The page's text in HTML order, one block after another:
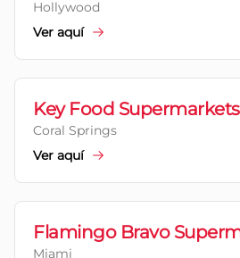
Hollywood
Ver aquí
Key Food Supermarkets
Coral Springs
Ver aquí
Flamingo Bravo
Miami